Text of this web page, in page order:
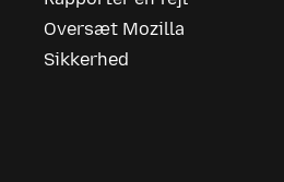
Oversæt Mozilla
Sikkerhed